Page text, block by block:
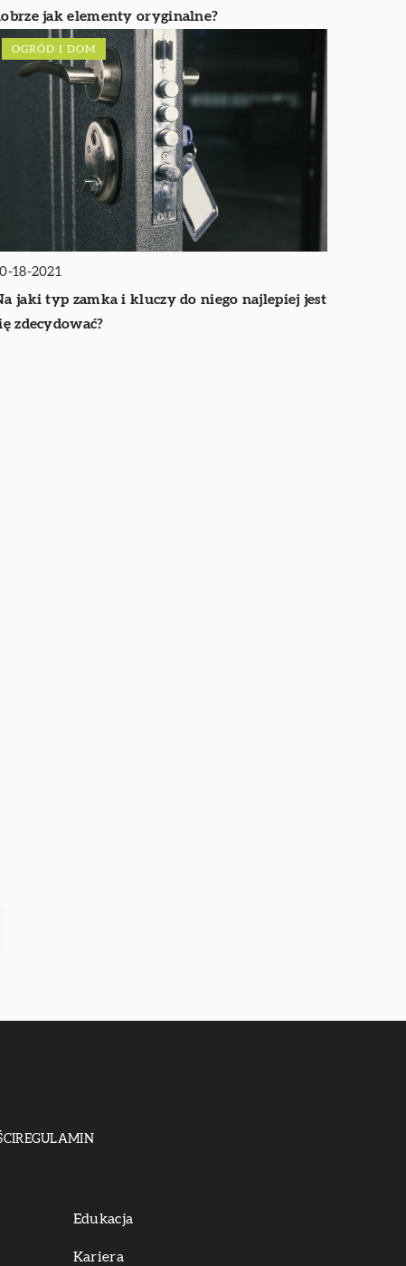
jak elementy oryginalne?
OGRÓD I DOM
18-2021
jaki typ zamka i kluczy do niego najlepiej jest
zdecydować?
REGULAMIN
Edukacja
Kariera